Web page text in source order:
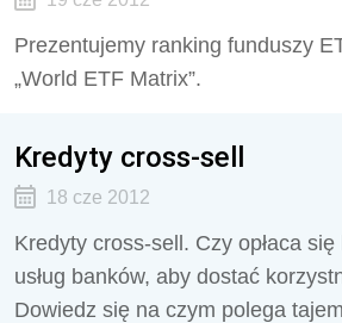
Prezentujemy ranking funduszy
„World ETF Matrix”.
Kredyty cross-sell
18 cze 2012
Kredyty cross-sell. Czy opłaca
usług banków, aby dostać
Dowiedz się na czym polega